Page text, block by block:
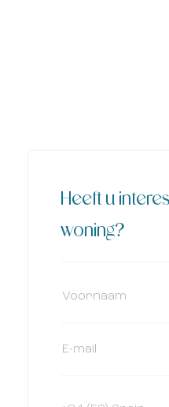
Heeft u
woning?